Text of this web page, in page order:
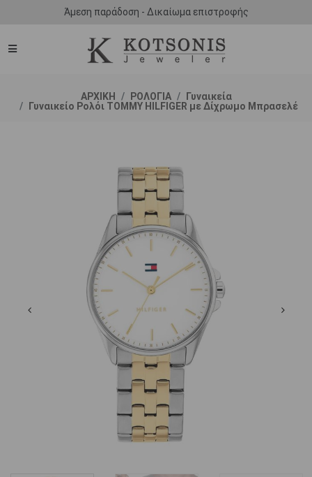
Άμεση παράδοση - Δικαίωμα επιστροφής
ΑΡΧΙΚΗ ΡΟΛΟΓΙΑ
Γυναικεία
Γυναικείο Ρολόι TOMMY HILFIGER με Δίχρωμο Μπρασελέ